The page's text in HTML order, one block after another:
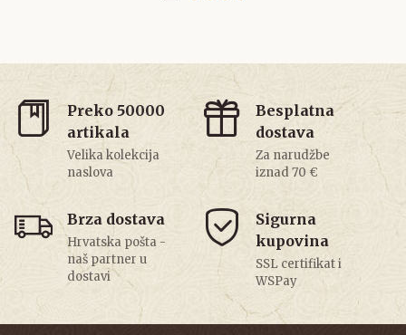
Preko 50000
artikala
Velika kolekcija
naslova
Besplatna
dostava
Za narudžbe
iznad 70 €
Brza dostava
Hrvatska pošta -
naš partner u
dostavi
Sigurna
kupovina
SSL certifikat i
WSPay